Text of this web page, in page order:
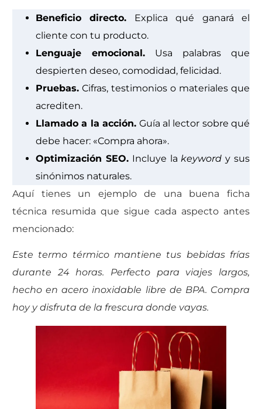
Beneficio directo. Explica qué ganará el
cliente con tu producto.
Lenguaje emocional. Usa palabras que
despierten deseo, comodidad, felicidad.
Pruebas. Cifras, testimonios o materiales que
acrediten.
Llamado a la acción. Guía al lector sobre qué
debe hacer: «Compra ahora».
Optimización SEO.Incluye la keywordy sus
sinónimos naturales.
Aquí tienes un ejemplo de una buena ficha
técnica resumida que sigue cada aspecto antes
mencionado:
Este termo térmico mantiene tus bebidas frías
durante 24 horas. Perfecto para viajes largos,
hecho en acero inoxidable libre de BPA. Compra
hoy y disfruta de la frescura donde vayas.